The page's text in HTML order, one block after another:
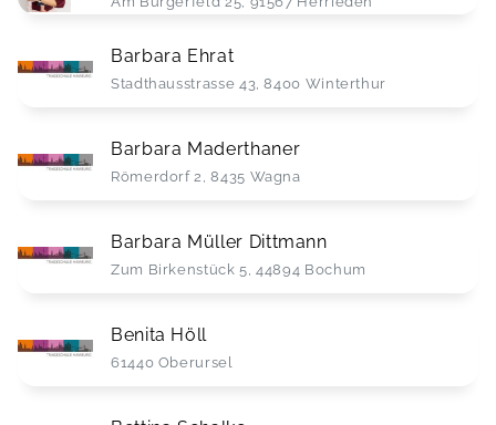
Barbara Ehrat
Stadthausstrasse 43, 8400 Winterthur
Barbara Maderthaner
Römerdorf 2, 8435 Wagna
Barbara Müller Dittmann
Zum Birkenstück 5, 44894 Bochum
Benita Höll
61440 Oberursel